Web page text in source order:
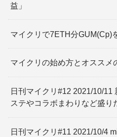
益」
マイクリで7ETH分GUM(Cp)
マイクリの始め方とオススメ
日刊マイクリ#12 2021/10/11
ステやコラボまわりなど盛り
日刊マイクリ#11 2021/10/4